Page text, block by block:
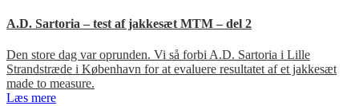
A.D. Sartoria – test af jakkesæt MTM – del 2
Den store dag var oprunden. Vi så forbi A.D. Sartoria i Lille
Strandstræde i København for at evaluere resultatet af et jakkesæt
made to measure.
Læs mere